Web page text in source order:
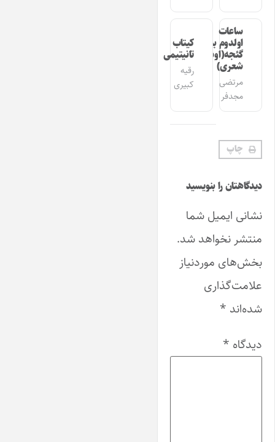
ساعات
اولدوم بیر
گئجه(اوشاق
شعری)
مرتضی
مجدفر
کیتاب
تانیتیمی
رقیه
کبیری
چاپ
دیدگاهتان را بنویسید
نشانی ایمیل شما
منتشر نخواهد شد.
بخش‌های موردنیاز
علامت‌گذاری
شده‌اند *
دیدگاه *